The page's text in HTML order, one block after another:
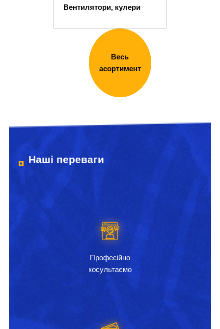
Вентилятори, кулери
Весь
асортимент
Наші переваги
Професійно
косультаємо